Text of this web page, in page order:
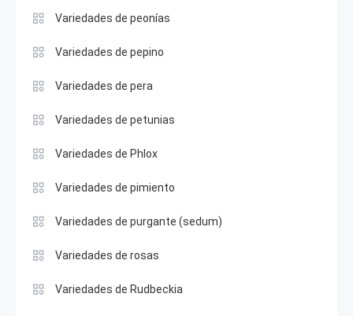
Variedades de peonías
Variedades de pepino
Variedades de pera
Variedades de petunias
Variedades de Phlox
Variedades de pimiento
Variedades de purgante (sedum)
Variedades de rosas
Variedades de Rudbeckia